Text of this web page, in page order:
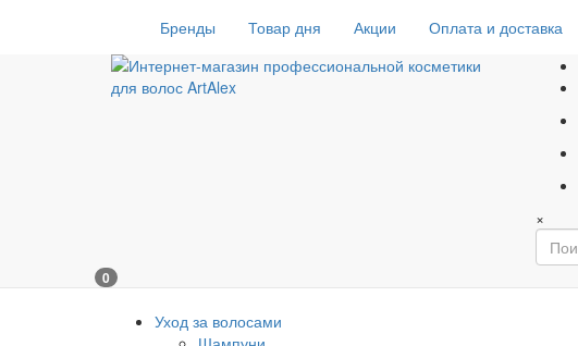
Бренды Товар дня Акции Оплата и доставка
×
0
Уход за волосами